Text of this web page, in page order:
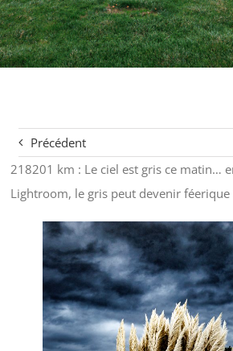
Précédent
218201 km : Le ciel est gris ce matin…
Lightroom, le gris peut devenir